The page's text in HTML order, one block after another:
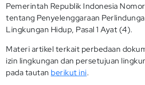
Pemerintah Republik Indonesia
tentang Penyelenggaraan
Lingkungan Hidup, Pasal 1 Ayat (4).
Materi artikel terkait perbedaan
izin lingkungan dan persetujuan
pada tautan berikut ini.